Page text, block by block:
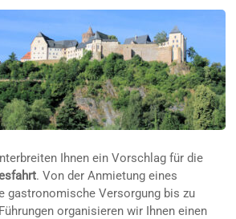
Ihnen ein Vorschlag für die
. Von der Anmietung eines
gastronomische Versorgung bis zu
organisieren wir Ihnen einen